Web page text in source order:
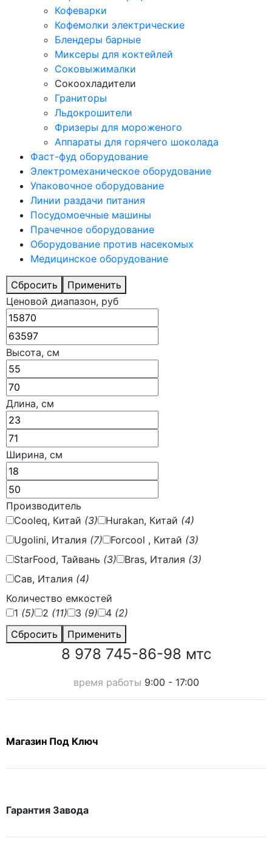
Кофеварки
Кофемолки электрические
Блендеры барные
Миксеры для коктейлей
Соковыжималки
Сокоохладители
Граниторы
Льдокрошители
Фризеры для мороженого
Аппараты для горячего шоколада
Фаст-фуд оборудование
Электромеханическое оборудование
Упаковочное оборудование
Линии раздачи питания
Посудомоечные машины
Прачечное оборудование
Оборудование против насекомых
Медицинское оборудование
Сбросить
Применить
Ценовой диапазон, руб
Высота, см
Длина, см
Ширина, см
Производитель
Cooleq, Китай (3) Hurakan, Китай (4)
Ugolini, Италия (7) Forcool , Китай (3)
StarFood, Тайвань (3) Bras, Италия (3)
Сав, Италия (4)
Количество емкостей
1 (5) 2 (11) 3 (9) 4 (2)
Сбросить
Применить
8 978 745-86-98 мтс
время работы 9:00 - 17:00
Магазин Под Ключ
Гарантия Завода